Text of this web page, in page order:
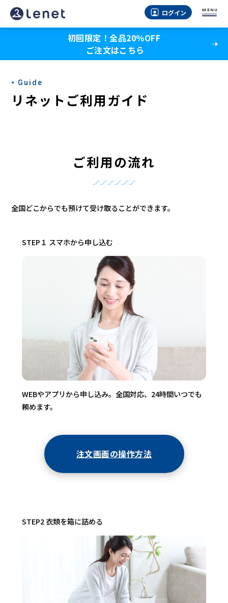
ログイン MENU
初回限定！全品20％OFF
ご注文はこちら
Guide
リネットご利用ガイド
ご利用の流れ
全国どこからでも預けて受け取ることができます。
STEP１ スマホから申し込む
WEBやアプリから申し込み。全国対応、24時間いつでも
頼めます。
注文画面の操作方法
STEP2 衣類を箱に詰める